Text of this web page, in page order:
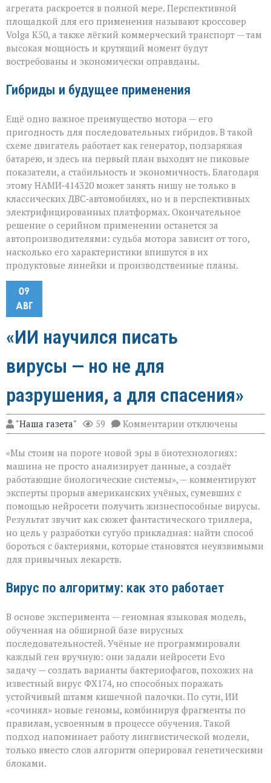
агрегата раскроется в полной мере. Перспективной
площадкой для его применения называют кроссовер
Volga К50, а также лёгкий коммерческий транспорт — там
высокая мощность и крутящий момент будут
востребованы и экономически оправданы.
Гибриды и будущее применения
Ещё одно важное преимущество мотора — его
пригодность для последовательных гибридов. В такой
схеме двигатель работает как генератор, подзаряжая
батарею, и здесь на первый план выходят не пиковые
показатели, а стабильность и экономичность. Благодаря
этому НАМИ‑414320 может занять нишу не только в
классических ДВС‑автомобилях, но и в перспективных
электрифицированных платформах. Окончательное
решение о серийном применении останется за
автопроизводителями: судьба мотора зависит от того,
насколько его характеристики впишутся в их
продуктовые линейки и производственные планы.
09
АВГ
«ИИ научился писать
вирусы — но не для
разрушения, а для спасения»
"Наша газета" 59 Комментарии к
записи
научился
писать
вирусы — но
не
для
разрушения,
а
для
спасения»
отключены
«Мы стоим на пороге новой эры в биотехнологиях:
машина не просто анализирует данные, а создаёт
работающие биологические системы», — комментируют
эксперты прорыв американских учёных, сумевших с
помощью нейросети получить жизнеспособные вирусы.
Результат звучит как сюжет фантастического триллера,
но цель у разработки сугубо прикладная: найти способ
бороться с бактериями, которые становятся неуязвимыми
для привычных лекарств.
Вирус по алгоритму: как это работает
В основе эксперимента — геномная языковая модель,
обученная на обширной базе вирусных
последовательностей. Учёные не программировали
каждый ген вручную: они задали нейросети Evo
задачу — создать варианты бактериофагов, похожих на
известный вирус ФХ174, но способных поражать
устойчивый штамм кишечной палочки. По сути, ИИ
«сочинял» новые геномы, комбинируя фрагменты по
правилам, усвоенным в процессе обучения. Такой
подход напоминает работу лингвистической модели,
только вместо слов алгоритм оперировал генетическими
блоками.